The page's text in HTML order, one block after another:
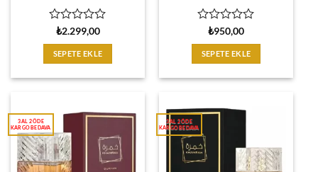
üzerinden
0
oy
aldı
₺2.299,00
SEPETE EKLE
üzerinden
0
oy
aldı
₺950,00
SEPETE EKLE